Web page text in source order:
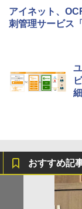
アイネット、
刺管理サービス
おすすめ記